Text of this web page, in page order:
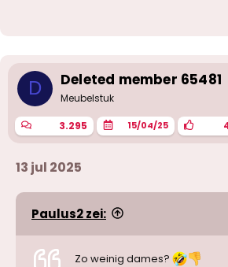
n
g
n
:
D Deleted member 65481
Meubelstuk
3.295 15/04/25
13 jul 2025
Paulus2 zei:
Zo weinig dames?